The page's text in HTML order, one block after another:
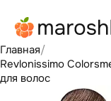
Главная/
Revlonissimo
для волос